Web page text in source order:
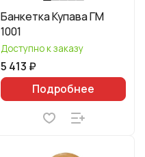
Банкетка Купава ГМ
1001
Доступно к заказу
5 413 ₽
Подробнее